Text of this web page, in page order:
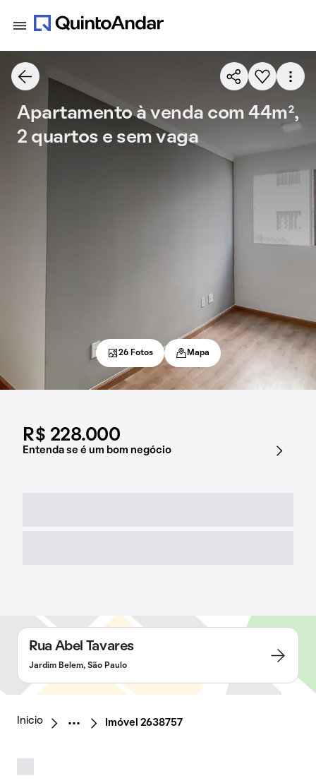
R$ 228.000
Entenda se é um bom negócio
Apartamento à venda com 44m²,
2 quartos e sem vaga
26 Fotos Mapa
Rua Abel Tavares
Jardim Belem, São Paulo
Início Imóvel 2638757